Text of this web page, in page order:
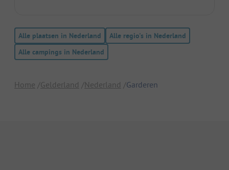
Alle plaatsen in Nederland
Alle regio's in Nederland
Alle campings in Nederland
Home Gelderland Nederland Garderen